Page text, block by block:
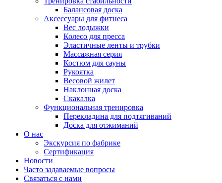
Балансовая доска
Аксессуары для фитнеса
Вес лодыжки
Колесо для пресса
Эластичные ленты и трубки
Массажная серия
Костюм для сауны
Рукоятка
Весовой жилет
Наклонная доска
Скакалка
Функциональная тренировка
Перекладина для подтягиваний
Доска для отжиманий
О нас
Экскурсия по фабрике
Сертификация
Новости
Часто задаваемые вопросы
Связаться с нами